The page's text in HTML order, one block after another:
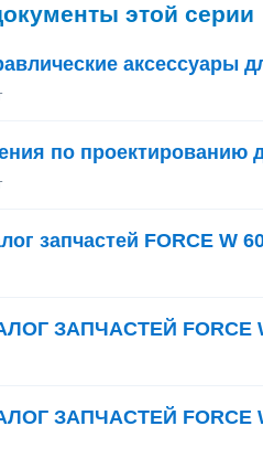
этой серии
аксессуары
по проектированию
запчастей FORCE W
ЗАПЧАСТЕЙ FORCE
ЗАПЧАСТЕЙ FORCE